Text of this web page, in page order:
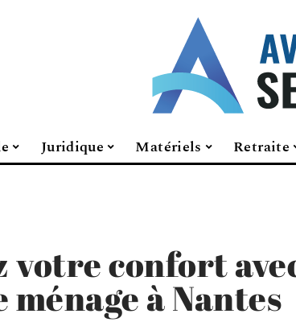
Juridique Matériels Retraite
votre confort
ménage à Nantes